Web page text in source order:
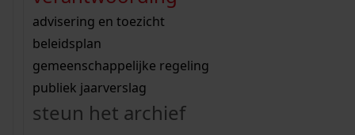
bouwvergunningen
omgevingsvergunningen
vergunningen
beeld en geluid
uitleg nodig?
Wij helpen u op weg met een aantal zoektips.
bekijk alle zoektips
Wij helpen u op weg met een aantal zoektips.
bekijk alle zoektips
bekijk ons geschiedenislokaal
advisering en toezicht
beleidsplan
gemeenschappelijke regeling
publiek jaarverslag
steun het archief
zoektips
Mijn Studiezaal (inloggen)